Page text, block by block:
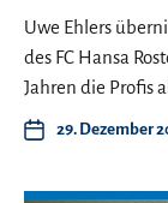
Uwe Ehlers
des FC Hansa
Jahren die Profis
29. Dezember